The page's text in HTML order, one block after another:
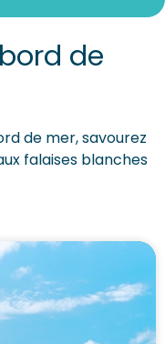
de
de mer, savourez
falaises blanches